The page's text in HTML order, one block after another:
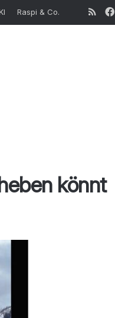
Raspi & Co. RSS
könnt